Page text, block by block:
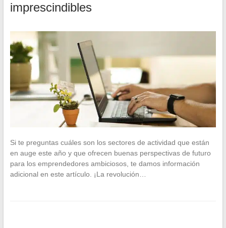
imprescindibles
Si te preguntas cuáles son los sectores de actividad que están
en auge este año y que ofrecen buenas perspectivas de futuro
para los emprendedores ambiciosos, te damos información
adicional en este artículo. ¡La revolución…